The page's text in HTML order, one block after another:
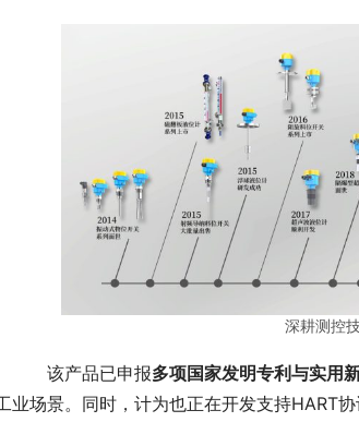
深耕测控
该产品已申报多项国家发明专利与实用
业场景。同时，计为也正在开发支持HART